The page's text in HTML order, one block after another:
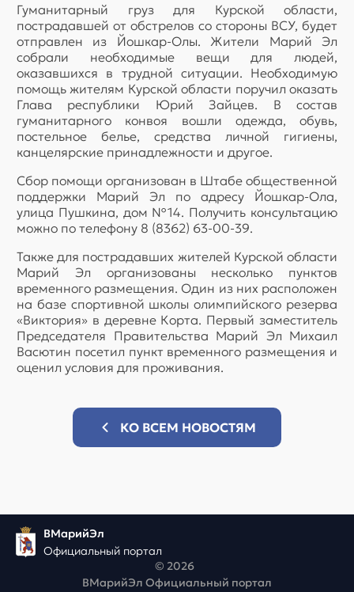
Гуманитарный груз для Курской области,
пострадавшей от обстрелов со стороны ВСУ, будет
отправлен из Йошкар-Олы. Жители Марий Эл
собрали необходимые вещи для людей,
оказавшихся в трудной ситуации. Необходимую
помощь жителям Курской области поручил оказать
Глава республики Юрий Зайцев. В состав
гуманитарного конвоя вошли одежда, обувь,
постельное белье, средства личной гигиены,
канцелярские принадлежности и другое.
Сбор помощи организован в Штабе общественной
поддержки Марий Эл по адресу Йошкар-Ола,
улица Пушкина, дом №14. Получить консультацию
можно по телефону 8 (8362) 63-00-39.
Также для пострадавших жителей Курской области
Марий Эл организованы несколько пунктов
временного размещения. Один из них расположен
на базе спортивной школы олимпийского резерва
«Виктория» в деревне Корта. Первый заместитель
Председателя Правительства Марий Эл Михаил
Васютин посетил пункт временного размещения и
оценил условия для проживания.
КО ВСЕМ НОВОСТЯМ
ВМарийЭл
Официальный портал
© 2026
ВМарийЭл Официальный портал